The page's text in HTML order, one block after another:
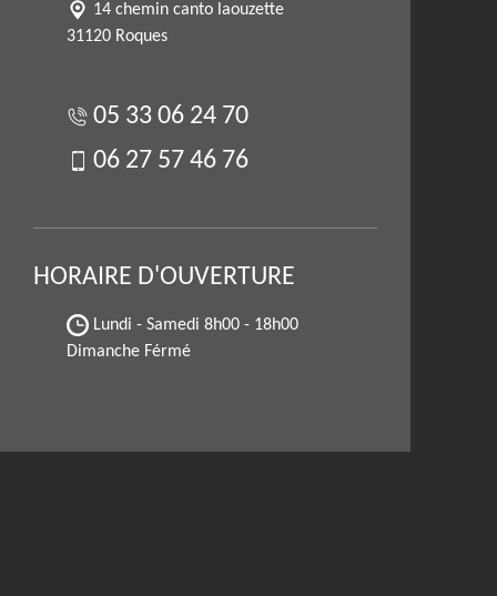
14 chemin canto laouzette
31120 Roques
05 33 06 24 70
06 27 57 46 76
HORAIRE D'OUVERTURE
Lundi - Samedi 8h00 - 18h00
Dimanche Férmé